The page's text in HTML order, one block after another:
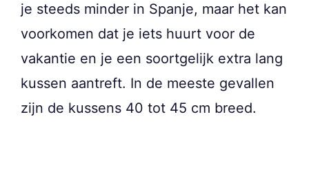
je steeds minder in Spanje, maar het kan
voorkomen dat je iets huurt voor de
vakantie en je een soortgelijk extra lang
kussen aantreft. In de meeste gevallen
zijn de kussens 40 tot 45 cm breed.